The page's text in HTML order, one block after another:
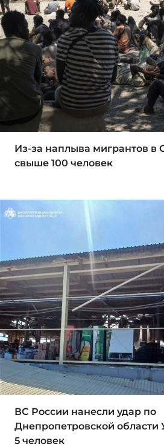
Из-за наплыва мигрантов в
свыше 100 человек
ВС России нанесли удар по
Днепропетровской области
5 человек